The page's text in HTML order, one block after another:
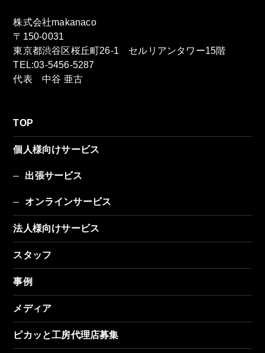
株式会社makanaco
〒150-0031
東京都渋谷区桜丘町26-1 セルリアンタワー15階
TEL:03-5456-5287
代表 中谷 亜古
TOP
個人様向けサービス
出張サービス
オンラインサービス
法人様向けサービス
スタッフ
事例
メディア
ピカッと工房代理店募集